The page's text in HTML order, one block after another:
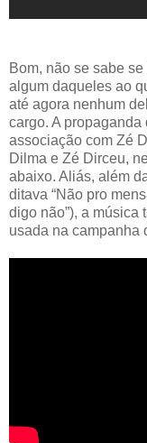
Bom, não se sabe
algum daqueles ao
até agora nenhum
cargo. A
associação com Zé
Dilma e Zé Dirceu,
abaixo. Aliás, além
ditava “Não pro
digo não”), a música
usada na campanha